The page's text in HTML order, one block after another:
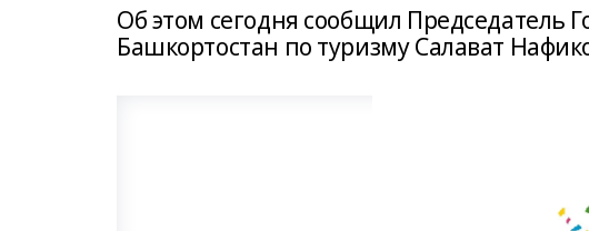
Об этом сегодня сообщил Председатель
Башкортостан по туризму Салават